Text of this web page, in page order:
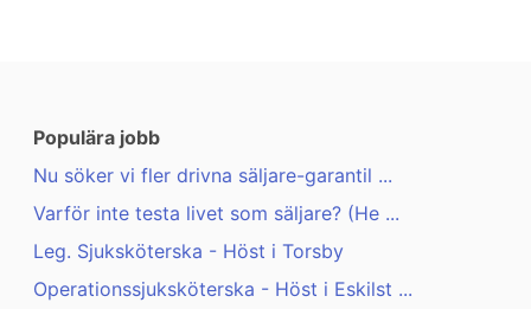
Populära jobb
Nu söker vi fler drivna säljare-garantil ...
Varför inte testa livet som säljare? (He ...
Leg. Sjuksköterska - Höst i Torsby
Operationssjuksköterska - Höst i Eskilst ...